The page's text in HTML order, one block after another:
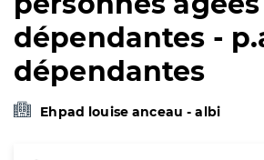
dépendantes -
dépendantes
Ehpad louise anceau - albi